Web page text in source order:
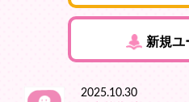
新規ユ
2025.10.30